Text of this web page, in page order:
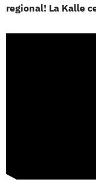
regional! La Kalle